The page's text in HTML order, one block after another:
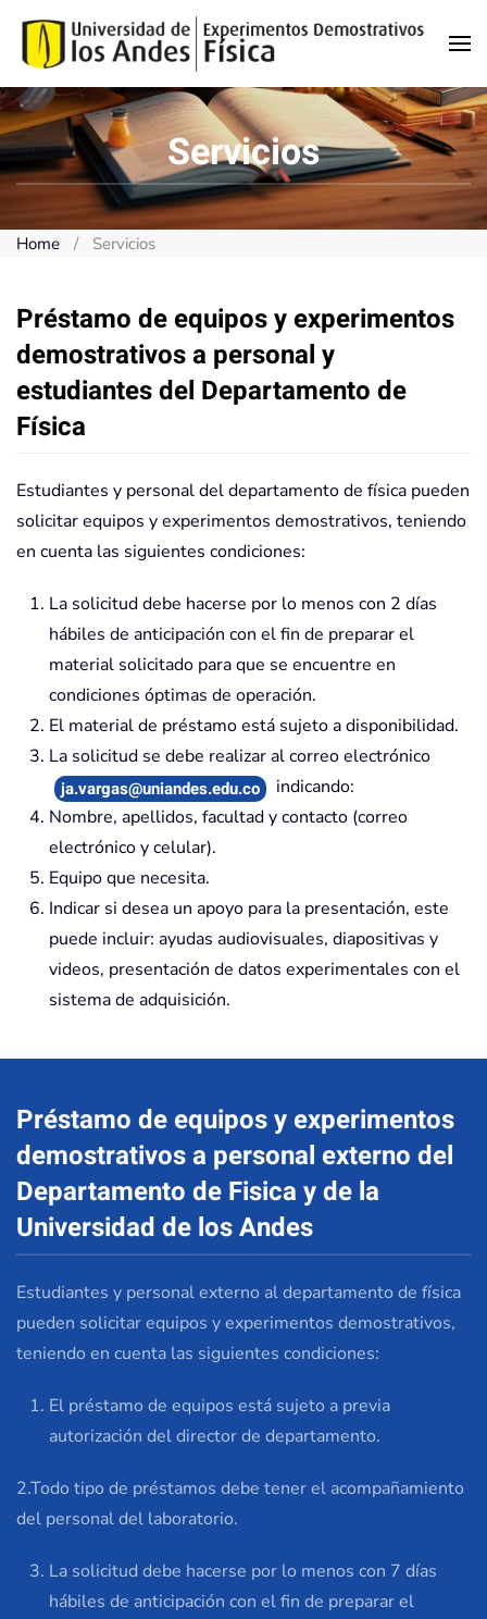
Skip to main content
Servicios
Home Servicios
Préstamo de equipos y experimentos
demostrativos a personal y
estudiantes del Departamento de
Física
Estudiantes y personal del departamento de física pueden
solicitar equipos y experimentos demostrativos, teniendo
en cuenta las siguientes condiciones:
La solicitud debe hacerse por lo menos con 2 días
hábiles de anticipación con el fin de preparar el
material solicitado para que se encuentre en
condiciones óptimas de operación.
El material de préstamo está sujeto a disponibilidad.
La solicitud se debe realizar al correo electrónico
ja.vargas@uniandes.edu.co
indicando:
Nombre, apellidos, facultad y contacto (correo
electrónico y celular).
Equipo que necesita.
Indicar si desea un apoyo para la presentación, este
puede incluir: ayudas audiovisuales, diapositivas y
videos, presentación de datos experimentales con el
sistema de adquisición.
Préstamo de equipos y experimentos
demostrativos a personal externo del
Departamento de Fisica y de la
Universidad de los Andes
Estudiantes y personal externo al departamento de física
pueden solicitar equipos y experimentos demostrativos,
teniendo en cuenta las siguientes condiciones:
El préstamo de equipos está sujeto a previa
autorización del director de departamento.
2.Todo tipo de préstamos debe tener el acompañamiento
del personal del laboratorio.
La solicitud debe hacerse por lo menos con 7 días
hábiles de anticipación con el fin de preparar el